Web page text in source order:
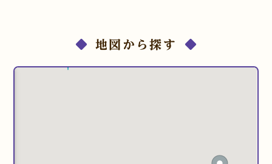
地図から探す